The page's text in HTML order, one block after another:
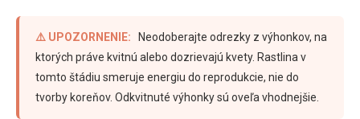
⚠️ UPOZORNENIE:
Neodoberajte odrezky z výhonkov, na
ktorých práve kvitnú alebo dozrievajú kvety. Rastlina v
tomto štádiu smeruje energiu do reprodukcie, nie do
tvorby koreňov. Odkvitnuté výhonky sú oveľa vhodnejšie.